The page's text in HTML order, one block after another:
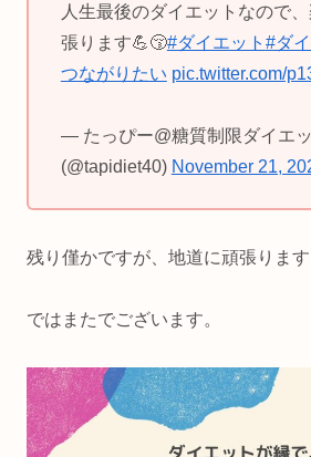
人生最後のダイエットなので
張ります💪😚#ダイエット #ダ
つながりたい pic.twitter.com/
— たっぴー@糖質制限ダイエッ
(@tapidiet40) November 21,
残り僅かですが、地道に頑張ります
ではまたでございます。